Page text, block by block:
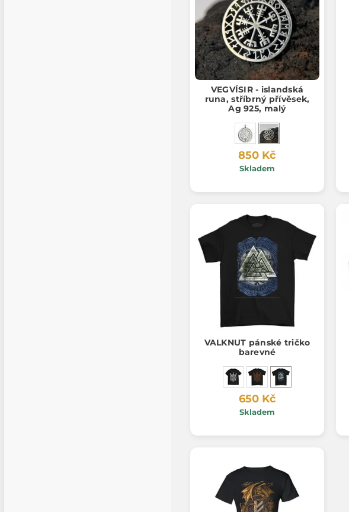
VEGVÍSIR - islandská
runa, stříbrný přívěsek,
Ag 925, malý
850 Kč
Skladem
VALKNUT pánské tričko
barevné
650 Kč
Skladem